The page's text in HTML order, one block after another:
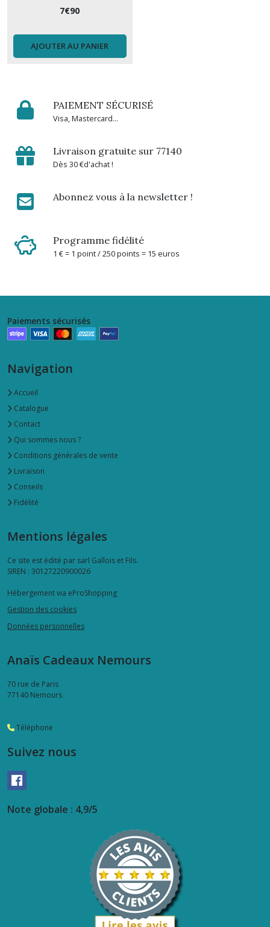
7€90
AJOUTER AU PANIER
PAIEMENT SÉCURISÉ
Visa, Mastercard...
Livraison gratuite sur 77140
Dès 30 €d'achat !
Abonnez vous à la newsletter !
Programme fidélité
1 € = 1 point / 250 points = 15 euros
Paiements sécurisés
Navigation
Accueil
Catalogue
Contact
Qui sommes nous ?
Conditions générales de vente
Livraison
Conseils
Fidélité
Mentions légales
Ce site est édité par sarl Gallois et Fils.
SIREN : 30127220900026
Hébergement via eProShopping
Gestion des cookies
Données personnelles
Anaïs Cadeaux Nemours
70 rue de Paris
77140 Nemours
Téléphone
Suivez nous
Note globale : 4,9/5